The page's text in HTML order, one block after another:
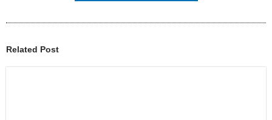
Related Post